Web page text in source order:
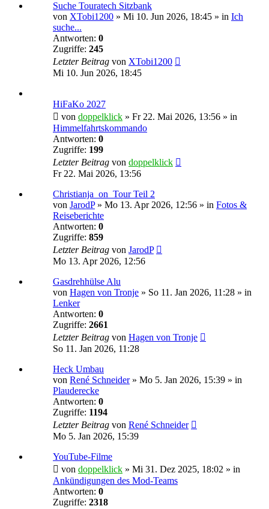
Suche Touratech Sitzbank
von XTobi1200 » Mi 10. Jun 2026, 18:45 » in Ich
suche...
Antworten: 0
Zugriffe: 245
Letzter Beitrag von XTobi1200
Mi 10. Jun 2026, 18:45
HiFaKo 2027
von doppelklick » Fr 22. Mai 2026, 13:56 » in
Himmelfahrtskommando
Antworten: 0
Zugriffe: 199
Letzter Beitrag von doppelklick
Fr 22. Mai 2026, 13:56
Christianja_on_Tour Teil 2
von JarodP» Mo 13. Apr 2026, 12:56 » in Fotos &
Reiseberichte
Antworten: 0
Zugriffe: 859
Letzter Beitrag von JarodP
Mo 13. Apr 2026, 12:56
Gasdrehhülse Alu
von Hagen von Tronje » So 11. Jan 2026, 11:28 » in
Lenker
Antworten: 0
Zugriffe: 2661
Letzter Beitrag von Hagen von Tronje
So 11. Jan 2026, 11:28
Heck Umbau
von René Schneider» Mo 5. Jan 2026, 15:39 » in
Plauderecke
Antworten: 0
Zugriffe: 1194
Letzter Beitrag von René Schneider
Mo 5. Jan 2026, 15:39
YouTube-Filme
von doppelklick » Mi 31. Dez 2025, 18:02 » in
Ankündigungen des Mod-Teams
Antworten: 0
Zugriffe: 2318